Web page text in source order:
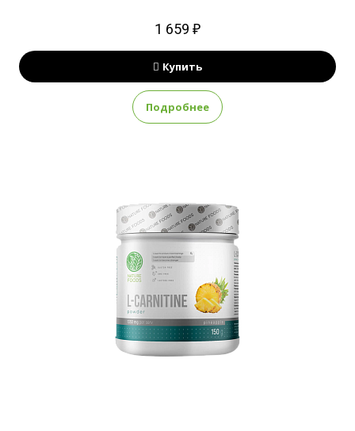
1 659 ₽
Купить
Подробнее